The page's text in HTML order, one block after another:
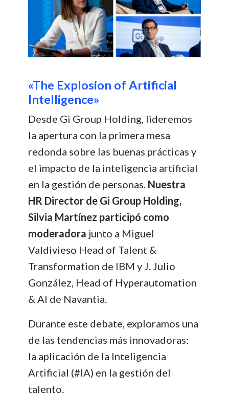
«The Explosion of Artificial
Intelligence»
Desde Gi Group Holding, lideremos
la apertura con la primera mesa
redonda sobre las buenas prácticas y
el impacto de la inteligencia artificial
en la gestión de personas. Nuestra
HR Director de Gi Group Holding,
Silvia Martínez participó como
moderadora junto a Miguel
Valdivieso Head of Talent &
Transformation de IBM y J. Julio
González, Head of Hyperautomation
& AI de Navantia.
Durante este debate, exploramos una
de las tendencias más innovadoras:
la aplicación de la Inteligencia
Artificial (#IA) en la gestión del
talento.